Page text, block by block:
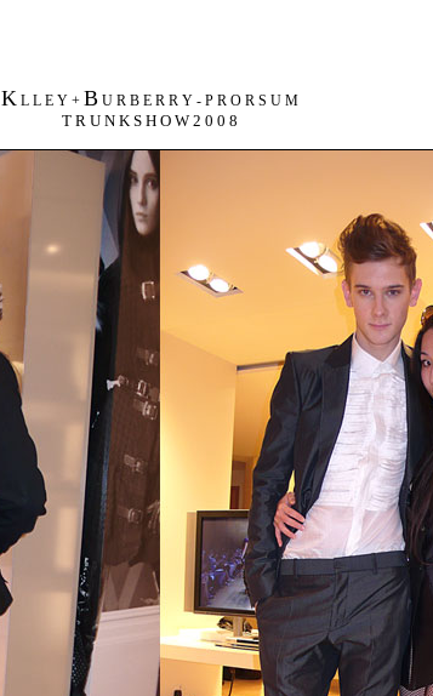
KL L E Y + BU R B E R R Y - P R O R S U M
T R U N K S H O W 2 0 0 8